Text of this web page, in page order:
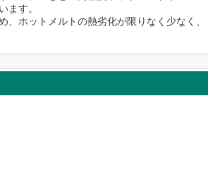
す。
ホットメルトの熱劣化が限りなく少なく、